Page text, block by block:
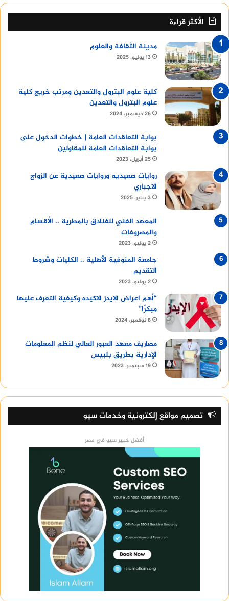
الأكثر قراءة
مدينة الثقافة والعلوم
13 يوليو، 2025
كلية علوم البترول والتعدين ومرتب خريج كلية
علوم البترول والتعدين
26 ديسمبر، 2024
بوابة التعاقدات العامة | خطوات الدخول على
بوابة التعاقدات العامة للمقاولين
25 أبريل، 2023
روايات صعيديه وروايات صعيدية عن الزواج
الاجباري
3 يناير، 2025
المعهد الفني للفنادق بالمطرية .. الأقسام
والمصروفات
2 يوليو، 2023
جامعة المنوفية الأهلية .. الكليات وشروط
التقديم
2 يوليو، 2023
“أهم اعراض الايدز الاكيده وكيفية التعرف عليها
مبكرًا”
6 نوفمبر، 2024
مصاريف معهد العبور العالي لنظم المعلومات
الإدارية بطريق بلبيس
19 سبتمبر، 2023
تصميم مواقع إلكترونية وخدمات سيو
أفضل خبير سيو في مصر